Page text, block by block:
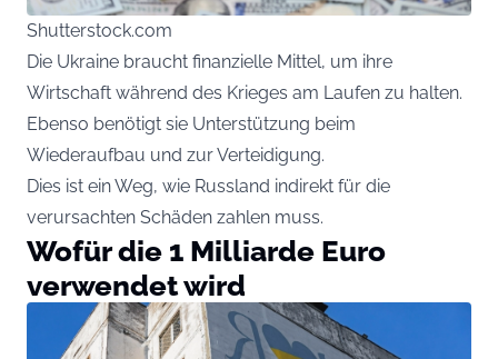
Shutterstock.com
Die Ukraine braucht finanzielle Mittel, um ihre
Wirtschaft während des Krieges am Laufen zu halten.
Ebenso benötigt sie Unterstützung beim
Wiederaufbau und zur Verteidigung.
Dies ist ein Weg, wie Russland indirekt für die
verursachten Schäden zahlen muss.
Wofür die 1 Milliarde Euro
verwendet wird